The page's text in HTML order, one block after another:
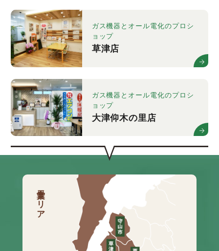
ガス機器とオール電化のプロシ
ョップ
草津店
ガス機器とオール電化のプロシ
ョップ
大津仰木の里店
営業エリア